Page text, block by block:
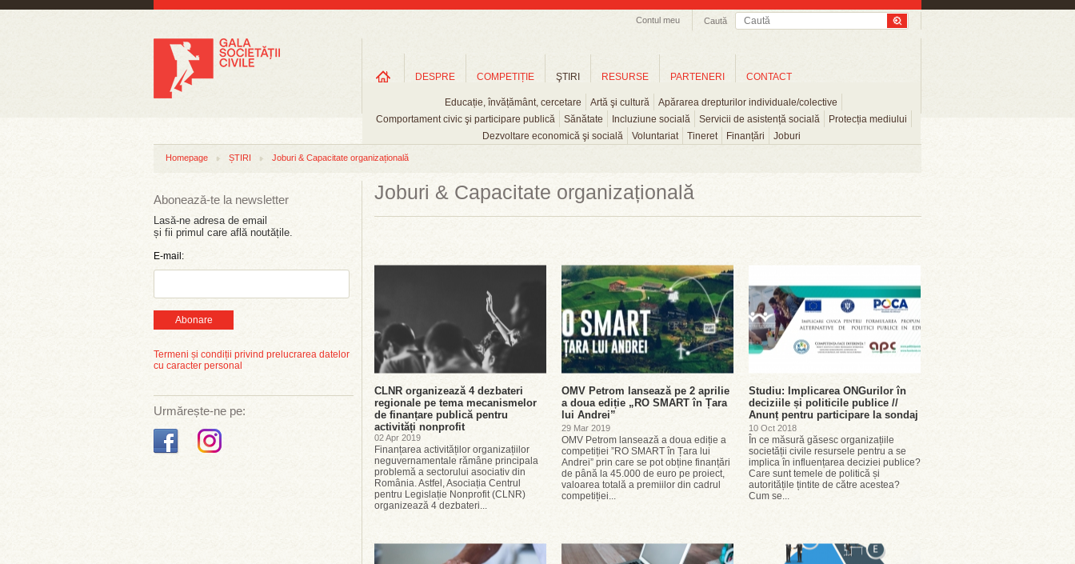
Caută
Contul meu
DESPRE COMPETIȚIE ŞTIRI
Educație, învățământ, cercetare Artă şi cultură
Apărarea drepturilor individuale/colective
Comportament civic şi participare publică
Sănătate Incluziune socială Servicii de asistență socială
Protecția mediului
Dezvoltare economică şi socială
Voluntariat Tineret Finanțări Joburi
RESURSE PARTENERI CONTACT
Homepage ȘTIRI Joburi & Capacitate organizațională
Abonează-te la newsletter
Lasă-ne adresa de email
și fii primul care află noutățile.
E-mail:
Abonare
Termeni și condiții privind prelucrarea datelor
cu caracter personal
Urmărește-ne pe:
Joburi & Capacitate organizațională
CLNR organizează 4 dezbateri
regionale pe tema mecanismelor
de finanțare publică pentru
activități nonprofit
02 Apr 2019
Finanțarea activităților organizațiilor
neguvernamentale rămâne principala
problemă a sectorului asociativ din
România. Astfel, Asociația Centrul
pentru Legislație Nonprofit (CLNR)
organizează 4 dezbateri...
OMV Petrom lansează pe 2 aprilie
a doua ediție „RO SMART în Țara
lui Andrei”
29 Mar 2019
OMV Petrom lansează a doua ediție a
competiției ”RO SMART în Țara lui
Andrei” prin care se pot obține finanțări
de până la 45.000 de euro pe proiect,
valoarea totală a premiilor din cadrul
competiției...
Studiu: Implicarea ONGurilor în
deciziile și politicile publice //
Anunț pentru participare la sondaj
10 Oct 2018
În ce măsură găsesc organizațiile
societății civile resursele pentru a se
implica în influențarea deciziei publice?
Care sunt temele de politică și
autoritățile țintite de către acestea?
Cum se...